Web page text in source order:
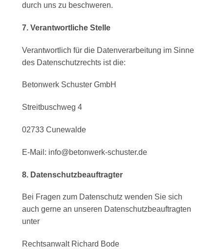
durch uns zu beschweren.
7. Verantwortliche Stelle
Verantwortlich für die Datenverarbeitung im Sinne
des Datenschutzrechts ist die:
Betonwerk Schuster GmbH
Streitbuschweg 4
02733 Cunewalde
E-Mail: info@betonwerk-schuster.de
8. Datenschutzbeauftragter
Bei Fragen zum Datenschutz wenden Sie sich
auch gerne an unseren Datenschutzbeauftragten
unter
Rechtsanwalt Richard Bode